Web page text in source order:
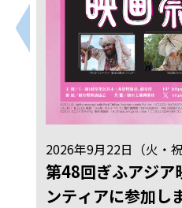
2026年9月22日（火・
第48回ぎふアジ
ンティアに参加し